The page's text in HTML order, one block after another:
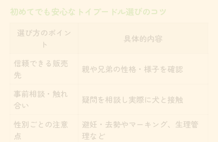
初めてでも安心なトイプードル選びのコツ
選び方のポイン
ト
具体的内容
信頼できる販売
先
親や兄弟の性格・様子を確認
事前相談・触れ
合い
疑問を相談し実際に犬と接触
性別ごとの注意
点
避妊・去勢やマーキング、生理管
理など